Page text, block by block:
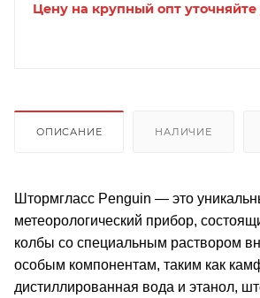
Цену на крупный опт
ОПИСАНИЕ НАЛИЧИЕ
Штормгласс Penguin — это
метеорологический прибор,
колбы со специальным раствором
особым компонентам, таким как
дистиллированная вода и этанол,